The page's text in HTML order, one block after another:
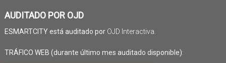
AUDITADO POR OJD
ESMARTCITY está auditado por OJD Interactiva
TRÁFICO WEB (durante último mes auditado disponible):